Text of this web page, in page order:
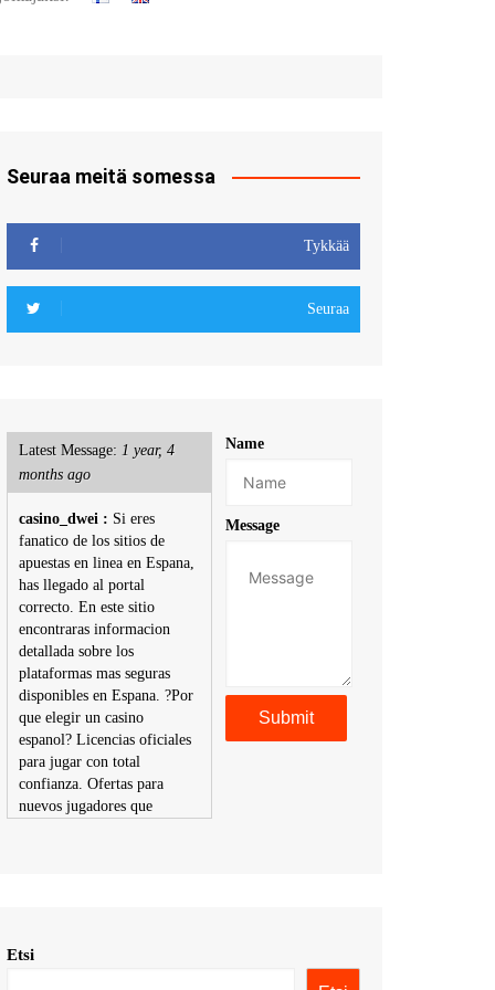
Seuraa meitä somessa
Tykkää
Seuraa
Latest Message: 1 year, 4
months ago
casino_dwei : Si eres
fanatico de los sitios de
apuestas en linea en Espana,
has llegado al portal
correcto. En este sitio
encontraras informacion
detallada sobre los
plataformas mas seguras
disponibles en Espana. ?Por
que elegir un casino
espanol? Licencias oficiales
para jugar con total
confianza. Ofertas para
nuevos jugadores que
metodos de pago,
Name
Message
Etsi